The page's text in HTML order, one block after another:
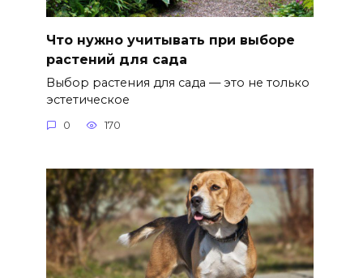
Что нужно учитывать при выборе
растений для сада
Выбор растения для сада — это не только
эстетическое
0 170